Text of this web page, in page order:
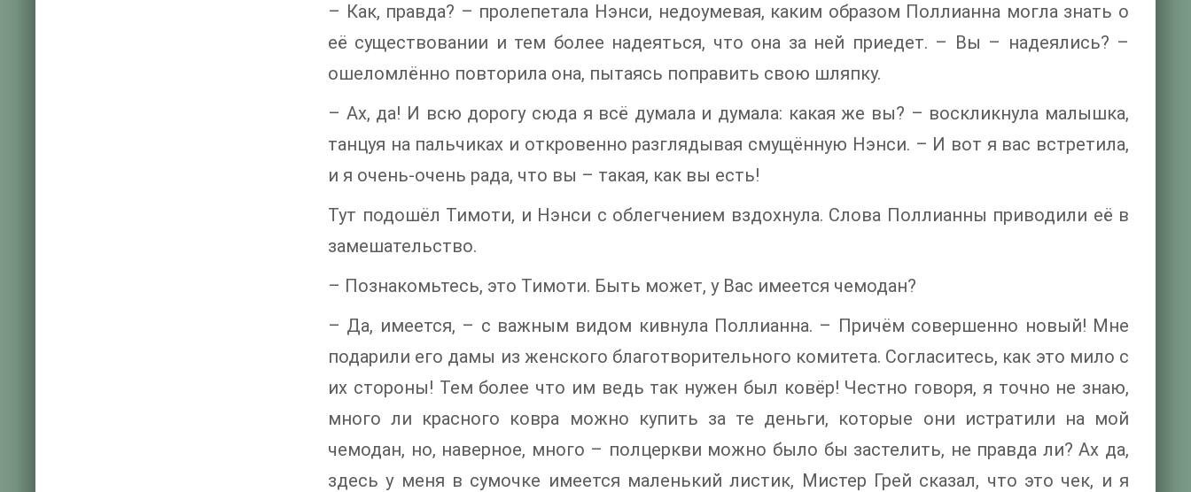
– Как, правда? – пролепетала Нэнси, недоумевая, каким образом Поллианна могла знать о
её существовании и тем более надеяться, что она за ней приедет. – Вы – надеялись? –
ошеломлённо повторила она, пытаясь поправить свою шляпку.
– Ах, да! И всю дорогу сюда я всё думала и думала: какая же вы? – воскликнула малышка,
танцуя на пальчиках и откровенно разглядывая смущённую Нэнси. – И вот я вас встретила,
и я очень-очень рада, что вы – такая, как вы есть!
Тут подошёл Тимоти, и Нэнси с облегчением вздохнула. Слова Поллианны приводили её в
замешательство.
– Познакомьтесь, это Тимоти. Быть может, у Вас имеется чемодан?
– Да, имеется, – с важным видом кивнула Поллианна. – Причём совершенно новый! Мне
подарили его дамы из женского благотворительного комитета. Согласитесь, как это мило с
их стороны! Тем более что им ведь так нужен был ковёр! Честно говоря, я точно не знаю,
много ли красного ковра можно купить за те деньги, которые они истратили на мой
чемодан, но, наверное, много – полцеркви можно было бы застелить, не правда ли? Ах да,
здесь у меня в сумочке имеется маленький листик, Мистер Грей сказал, что это чек, и я